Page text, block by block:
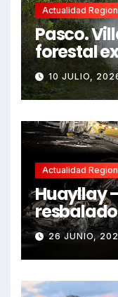
Actualidad
Pasco.
forestal
fallecidos
10 JULIO,
Actualidad
Huayllay
e
dejando
26 JUNIO,